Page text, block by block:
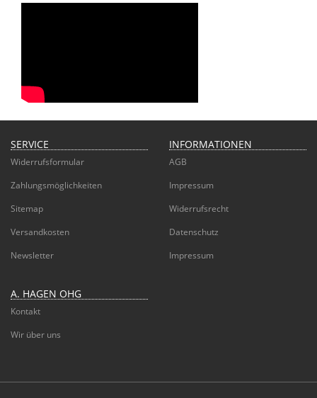
SERVICE
Widerrufsformular
Zahlungsmöglichkeiten
Sitemap
Versandkosten
Newsletter
INFORMATIONEN
AGB
Impressum
Widerrufsrecht
Datenschutz
Impressum
A. HAGEN OHG
Kontakt
Wir über uns